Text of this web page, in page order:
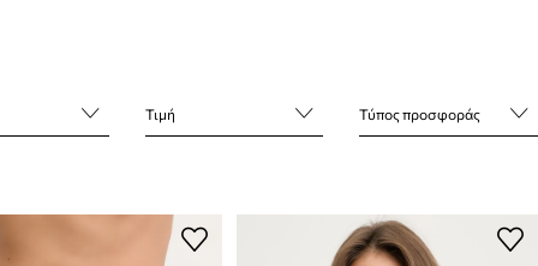
Τιμή Τύπος προσφοράς